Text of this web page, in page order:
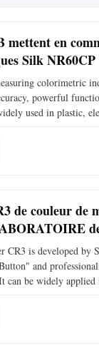
mettent en
Silk NR60CP
colorimetric
powerful
used in plastic,
de couleur de
CR3 is developed by
and
can be widely